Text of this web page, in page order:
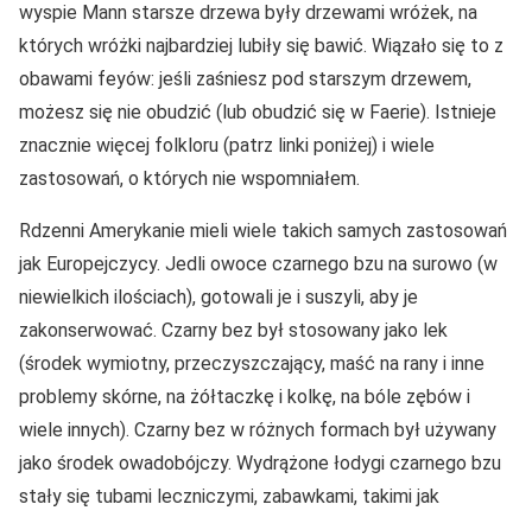
wyspie Mann starsze drzewa były drzewami wróżek, na
których wróżki najbardziej lubiły się bawić. Wiązało się to z
obawami feyów: jeśli zaśniesz pod starszym drzewem,
możesz się nie obudzić (lub obudzić się w Faerie). Istnieje
znacznie więcej folkloru (patrz linki poniżej) i wiele
zastosowań, o których nie wspomniałem.
Rdzenni Amerykanie mieli wiele takich samych zastosowań
jak Europejczycy. Jedli owoce czarnego bzu na surowo (w
niewielkich ilościach), gotowali je i suszyli, aby je
zakonserwować. Czarny bez był stosowany jako lek
(środek wymiotny, przeczyszczający, maść na rany i inne
problemy skórne, na żółtaczkę i kolkę, na bóle zębów i
wiele innych). Czarny bez w różnych formach był używany
jako środek owadobójczy. Wydrążone łodygi czarnego bzu
stały się tubami leczniczymi, zabawkami, takimi jak